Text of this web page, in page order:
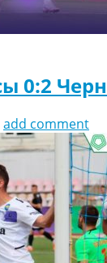
0:2
add comment